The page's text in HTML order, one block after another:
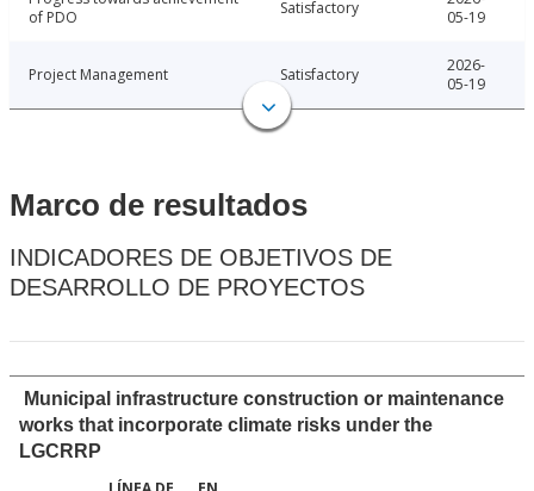
of PDO
Satisfactory
05-19
Project Management Satisfactory
2026-
05-19
Marco de resultados
INDICADORES DE OBJETIVOS DE
DESARROLLO DE PROYECTOS
Municipal infrastructure construction or maintenance
works that incorporate climate risks under the
LGCRRP